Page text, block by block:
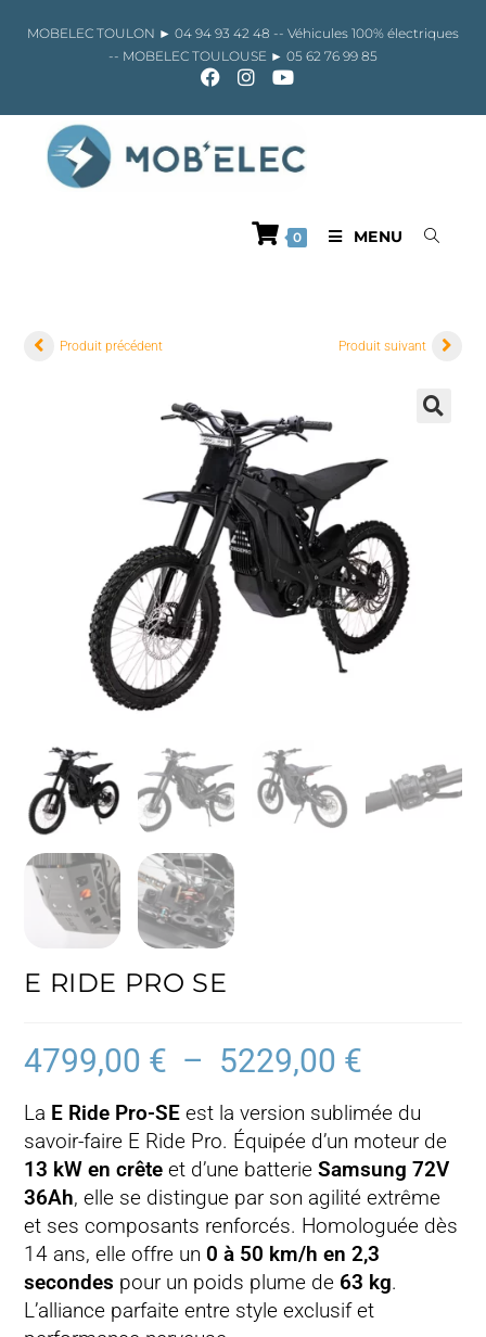
MOBELEC TOULON ► 04 94 93 42 48 -- Véhicules 100% électriques
-- MOBELEC TOULOUSE ► 05 62 76 99 85
0 MENU
Produit précédent Produit suivant
E RIDE PRO SE
4799,00 € – 5229,00 €
à
La E Ride Pro-SE est la version sublimée du
savoir-faire E Ride Pro. Équipée d’un moteur de
13 kW en crête et d’une batterieSamsung 72V
36Ah, elle se distingue par son agilité extrême
et ses composants renforcés. Homologuée dès
14 ans, elle offre un 0 à 50 km/h en 2,3
secondes pour un poids plume de 63 kg.
L’alliance parfaite entre style exclusif et